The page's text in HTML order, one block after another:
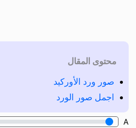
محتوى المقال
صور ورد الأوركيد
اجمل صور الورد
A